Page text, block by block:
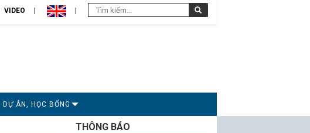
VIDEO
DỰ ÁN, HỌC BỔNG
THÔNG BÁO